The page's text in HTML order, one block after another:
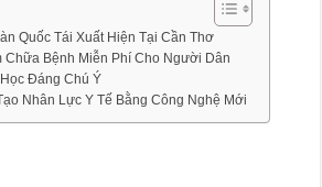
Quốc Tái Xuất Hiện Tại Cần Thơ
Chữa Bệnh Miễn Phí Cho Người Dân
Đáng Chú Ý
Nhân Lực Y Tế Bằng Công Nghệ Mới